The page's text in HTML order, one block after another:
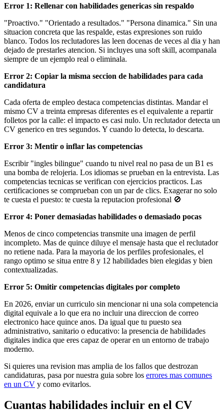
Error 1: Rellenar con habilidades genericas sin respaldo
"Proactivo." "Orientado a resultados." "Persona dinamica." Sin una
situacion concreta que las respalde, estas expresiones son ruido
blanco. Todos los reclutadores las leen docenas de veces al dia y han
dejado de prestarles atencion. Si incluyes una soft skill, acompanala
siempre de un ejemplo real o eliminala.
Error 2: Copiar la misma seccion de habilidades para cada
candidatura
Cada oferta de empleo destaca competencias distintas. Mandar el
mismo CV a treinta empresas diferentes es el equivalente a repartir
folletos por la calle: el impacto es casi nulo. Un reclutador detecta un
CV generico en tres segundos. Y cuando lo detecta, lo descarta.
Error 3: Mentir o inflar las competencias
Escribir "ingles bilingue" cuando tu nivel real no pasa de un B1 es
una bomba de relojeria. Los idiomas se prueban en la entrevista. Las
competencias tecnicas se verifican con ejercicios practicos. Las
certificaciones se comprueban con un par de clics. Exagerar no solo
te cuesta el puesto: te cuesta la reputacion profesional 🚫
Error 4: Poner demasiadas habilidades o demasiado pocas
Menos de cinco competencias transmite una imagen de perfil
incompleto. Mas de quince diluye el mensaje hasta que el reclutador
no retiene nada. Para la mayoria de los perfiles profesionales, el
rango optimo se situa entre 8 y 12 habilidades bien elegidas y bien
contextualizadas.
Error 5: Omitir competencias digitales por completo
En 2026, enviar un curriculo sin mencionar ni una sola competencia
digital equivale a lo que era no incluir una direccion de correo
electronico hace quince anos. Da igual que tu puesto sea
administrativo, sanitario o educativo: la presencia de habilidades
digitales indica que eres capaz de operar en un entorno de trabajo
moderno.
Si quieres una revision mas amplia de los fallos que destrozan
candidaturas, pasa por nuestra guia sobre los errores mas comunes
en un CV y como evitarlos.
Cuantas habilidades incluir en el CV